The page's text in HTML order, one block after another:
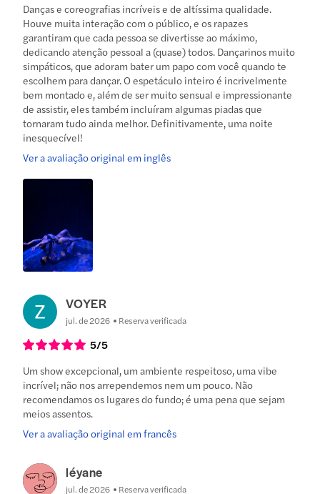
Danças e coreografias incríveis e de altíssima qualidade.
Houve muita interação com o público, e os rapazes
garantiram que cada pessoa se divertisse ao máximo,
dedicando atenção pessoal a (quase) todos. Dançarinos muito
simpáticos, que adoram bater um papo com você quando te
escolhem para dançar. O espetáculo inteiro é incrivelmente
bem montado e, além de ser muito sensual e impressionante
de assistir, eles também incluíram algumas piadas que
tornaram tudo ainda melhor. Definitivamente, uma noite
inesquecível!
Ver a avaliação original em inglês
VOYER
jul. de 2026 Reserva verificada
5/5
Um show excepcional, um ambiente respeitoso, uma vibe
incrível; não nos arrependemos nem um pouco. Não
recomendamos os lugares do fundo; é uma pena que sejam
meios assentos.
Ver a avaliação original em francês
léyane
jul. de 2026 Reserva verificada